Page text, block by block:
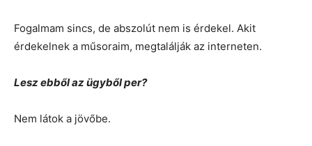
Fogalmam sincs, de abszolút nem is érdekel. Akit
érdekelnek a műsoraim, megtalálják az interneten.
Lesz ebből az ügyből per?
Nem látok a jövőbe.